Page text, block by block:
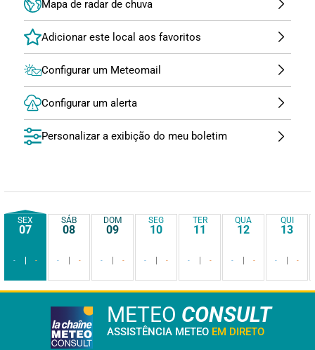
Mapa de radar de chuva
Configurar um Meteomail
Configurar um alerta
Personalizar a exibição do meu boletim
SEX
07
- -
SÁB
08
- -
DOM
09
- -
SEG
10
- -
TER
11
- -
QUA
12
- -
QUI
13
- -
METEO CONSULT
ASSISTÊNCIA METEO EM DIRETO